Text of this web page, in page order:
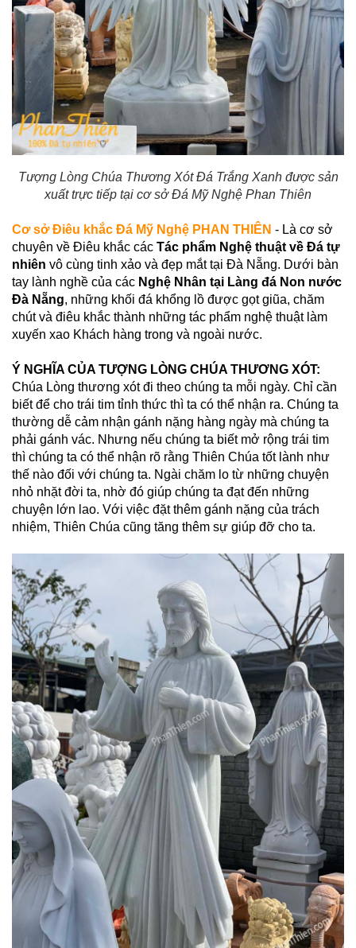
Tượng Lòng Chúa Thương Xót Đá Trắng Xanhđược sản
xuất trực tiếp tại cơ sở Đá Mỹ Nghệ Phan Thiên
Cơ sở Điêu khắc Đá Mỹ Nghệ PHAN THIÊN - Là cơ sở
chuyên về Điêu khắc các Tác phẩm Nghệ thuật về Đá tự
nhiên vô cùng tinh xảo và đẹp mắt tại Đà Nẵng. Dưới bàn
tay lành nghề của các Nghệ Nhân tại Làng đá Non nước
Đà Nẵng, những khối đá khổng lồ được gọt giũa, chăm
chút và điêu khắc thành những tác phẩm nghệ thuật làm
xuyến xao Khách hàng trong và ngoài nước.
Ý NGHĨA CỦA TƯỢNG LÒNG CHÚA THƯƠNG XÓT:
Chúa Lòng thương xót đi theo chúng ta mỗi ngày. Chỉ cần
biết để cho trái tim tỉnh thức thì ta có thể nhận ra. Chúng ta
thường dễ cảm nhận gánh nặng hàng ngày mà chúng ta
phải gánh vác. Nhưng nếu chúng ta biết mở rộng trái tim
thì chúng ta có thể nhận rõ rằng Thiên Chúa tốt lành như
thế nào đối với chúng ta. Ngài chăm lo từ những chuyện
nhỏ nhặt đời ta, nhờ đó giúp chúng ta đạt đến những
chuyện lớn lao. Với việc đặt thêm gánh nặng của trách
nhiệm, Thiên Chúa cũng tăng thêm sự giúp đỡ cho ta.